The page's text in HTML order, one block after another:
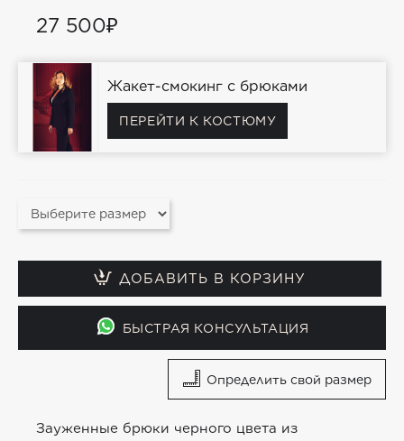
Определить свой размер
Зауженные брюки черного цвета из
27 500₽
Жакет-смокинг с брюками
ПЕРЕЙТИ К КОСТЮМУ
ДОБАВИТЬ В КОРЗИНУ
БЫСТРАЯ КОНСУЛЬТАЦИЯ